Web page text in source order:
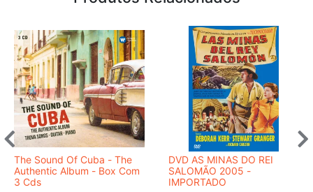
The Sound Of Cuba - The
Authentic Album - Box Com
3 Cds
DVD AS MINAS DO REI
SALOMÃO 2005 -
IMPORTADO